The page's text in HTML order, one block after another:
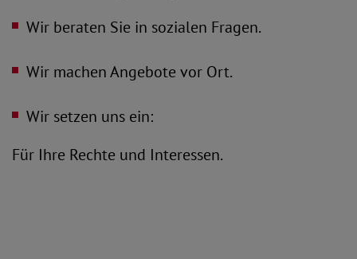
Wir beraten Sie in sozialen Fragen.
Wir machen Angebote vor Ort.
Wir setzen uns ein:
Für Ihre Rechte und Interessen.